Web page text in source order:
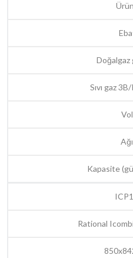
Doğalgaz
Sıvı gaz
Kapasite
Rational